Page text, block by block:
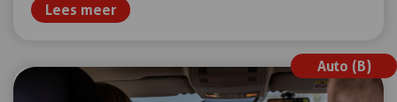
Lees meer
Auto (B)